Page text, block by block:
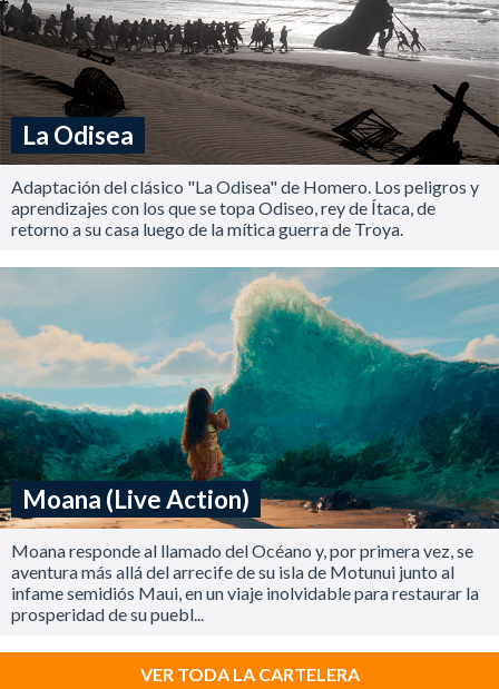
La Odisea
Adaptación del clásico "La Odisea" de Homero. Los peligros y
aprendizajes con los que se topa Odiseo, rey de Ítaca, de
retorno a su casa luego de la mítica guerra de Troya.
Moana (Live Action)
Moana responde al llamado del Océano y, por primera vez, se
aventura más allá del arrecife de su isla de Motunui junto al
infame semidiós Maui, en un viaje inolvidable para restaurar la
prosperidad de su puebl...
VER TODA LA CARTELERA